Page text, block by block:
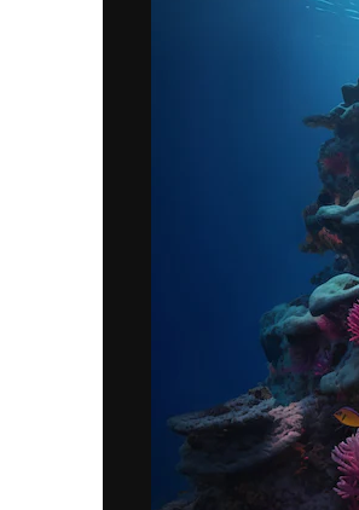
Arbeit zu
Abonnenten
Agenturen
Copyright ©